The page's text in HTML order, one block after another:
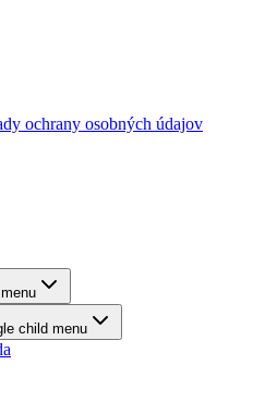
ochrany osobných údajov
child menu